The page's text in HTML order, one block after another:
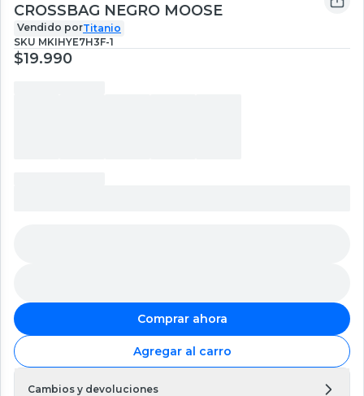
CROSSBAG NEGRO MOOSE
Vendido porTitanio
SKU MKIHYE7H3F-1
$19.990
Comprar ahora
Agregar al carro
Cambios y devoluciones